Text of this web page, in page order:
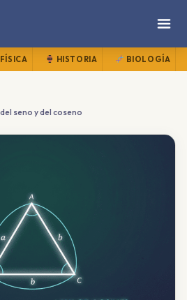
FÍSICA HISTORIA BIOLOGÍA
seno y del coseno